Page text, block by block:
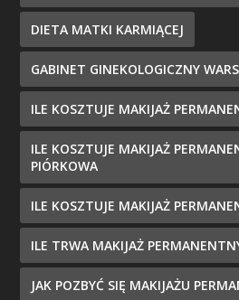
DIETA MATKI KARMIĄCEJ
GABINET GINEKOLOGICZNY
ILE KOSZTUJE MAKIJAŻ
ILE KOSZTUJE MAKIJAŻ
PIÓRKOWA
ILE KOSZTUJE MAKIJAŻ
ILE TRWA MAKIJAŻ
JAK POZBYĆ SIĘ MAKIJAŻU